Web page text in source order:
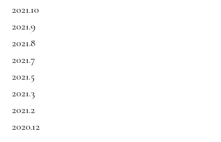
2021.10
2021.9
2021.8
2021.7
2021.5
2021.3
2021.2
2020.12